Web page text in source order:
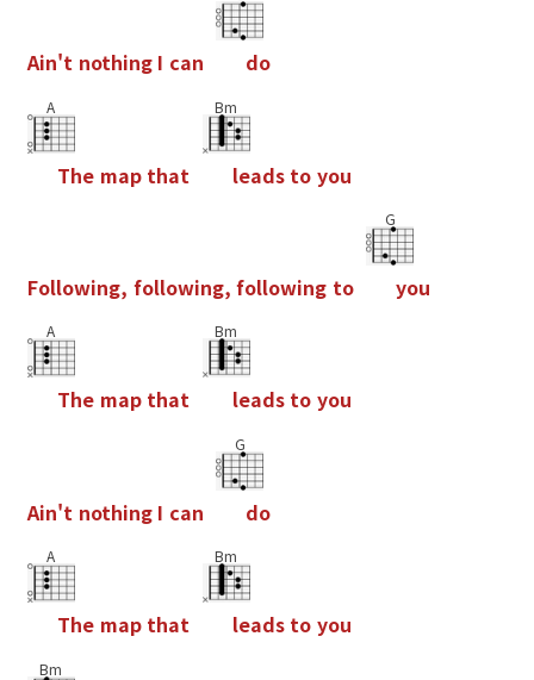
Ain't nothing I can do
A
The map that
Bm
leads to you
Following, following, following to
G
you
A
The map that
Bm
leads to you
Ain't nothing I can
G
do
A
The map that
Bm
leads to you
Bm